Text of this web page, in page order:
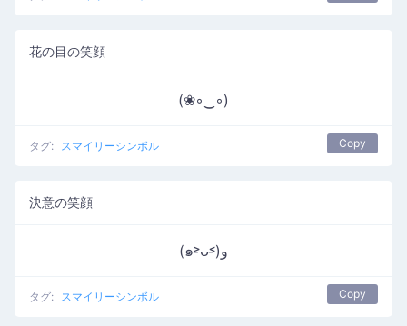
花の目の笑顔
(❀◦‿◦)
タグ: スマイリーシンボル Copy
決意の笑顔
(๑˃̵ᴗ˂̵)و
タグ: スマイリーシンボル Copy